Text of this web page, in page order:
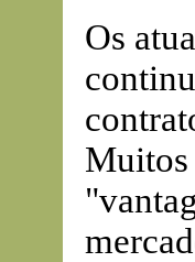
Os
Muitos